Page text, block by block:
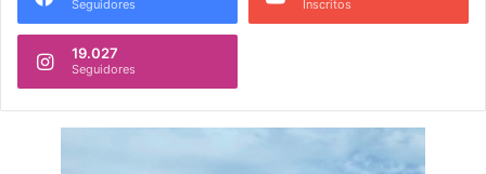
Seguidores Inscritos
19.027
Seguidores